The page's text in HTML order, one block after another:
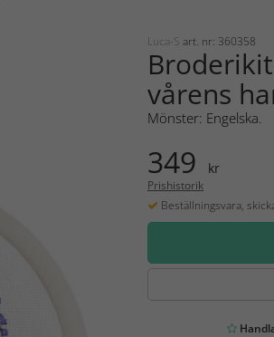
Luca-S art. nr: 360358
vårens
Mönster: Engelska.
349 kr
Prishistorik
Beställningsvara,